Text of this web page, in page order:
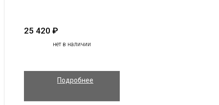
25 420 ₽
нет в наличии
Подробнее